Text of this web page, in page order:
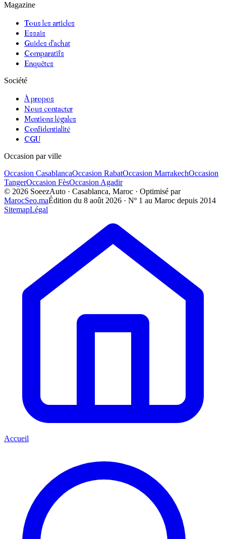
Magazine
Tous les articles
Essais
Guides d'achat
Comparatifs
Enquêtes
Société
À propos
Nous contacter
Mentions légales
Confidentialité
CGU
Occasion par ville
Occasion CasablancaOccasion RabatOccasion MarrakechOccasion
TangerOccasion FèsOccasion Agadir
© 2026 SoeezAuto · Casablanca, Maroc · Optimisé par
MarocSeo.maÉdition du 8 août 2026 · Nº 1 au Maroc depuis 2014
SitemapLégal
Accueil